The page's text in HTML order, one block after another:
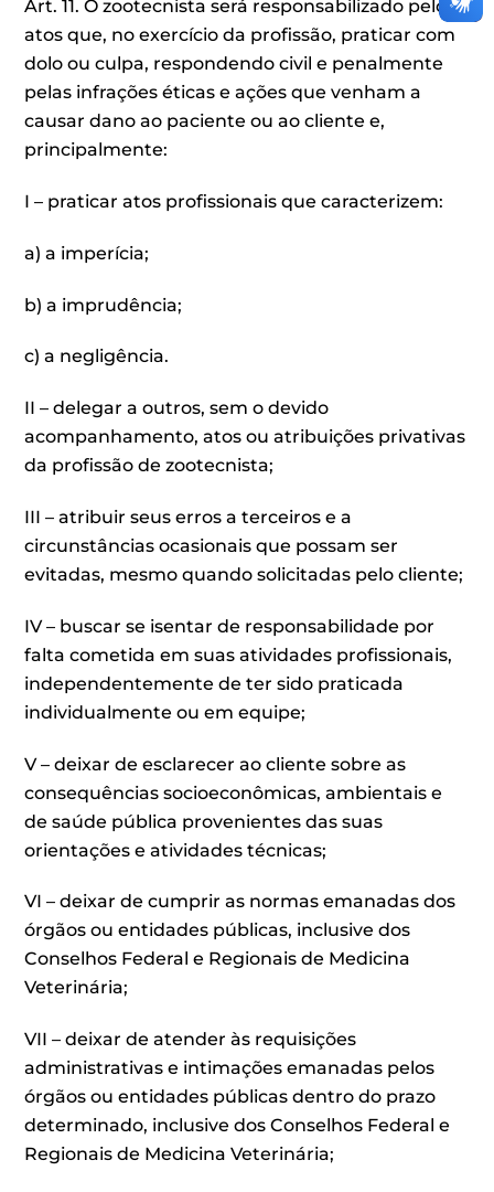
Art. 11. O zootecnista será responsabilizado pelos
atos que, no exercício da profissão, praticar com
dolo ou culpa, respondendo civil e penalmente
pelas infrações éticas e ações que venham a
causar dano ao paciente ou ao cliente e,
principalmente:
I – praticar atos profissionais que caracterizem:
a) a imperícia;
b) a imprudência;
c) a negligência.
II – delegar a outros, sem o devido
acompanhamento, atos ou atribuições privativas
da profissão de zootecnista;
III – atribuir seus erros a terceiros e a
circunstâncias ocasionais que possam ser
evitadas, mesmo quando solicitadas pelo cliente;
IV – buscar se isentar de responsabilidade por
falta cometida em suas atividades profissionais,
independentemente de ter sido praticada
individualmente ou em equipe;
V – deixar de esclarecer ao cliente sobre as
consequências socioeconômicas, ambientais e
de saúde pública provenientes das suas
orientações e atividades técnicas;
VI – deixar de cumprir as normas emanadas dos
órgãos ou entidades públicas, inclusive dos
Conselhos Federal e Regionais de Medicina
Veterinária;
VII – deixar de atender às requisições
administrativas e intimações emanadas pelos
órgãos ou entidades públicas dentro do prazo
determinado, inclusive dos Conselhos Federal e
Regionais de Medicina Veterinária;